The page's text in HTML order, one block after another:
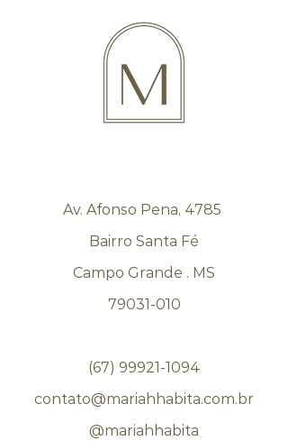
Av. Afonso Pena, 4785
Bairro Santa Fé
Campo Grande . MS
79031-010
(67) 99921-1094
contato@mariahhabita.com.br
@mariahhabita